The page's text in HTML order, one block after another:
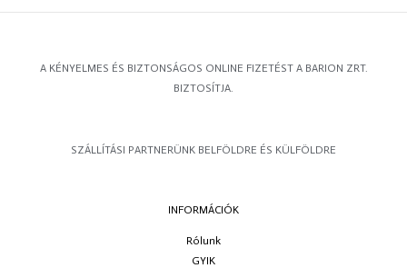
A KÉNYELMES ÉS BIZTONSÁGOS ONLINE FIZETÉST A BARION ZRT.
BIZTOSÍTJA.
SZÁLLÍTÁSI PARTNERÜNK BELFÖLDRE ÉS KÜLFÖLDRE
INFORMÁCIÓK
Rólunk
GYIK